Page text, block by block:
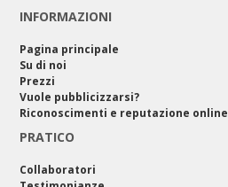
INFORMAZIONI
Pagina principale
Su di noi
Prezzi
Vuole pubblicizzarsi?
Riconoscimenti e reputazione online
PRATICO
Collaboratori